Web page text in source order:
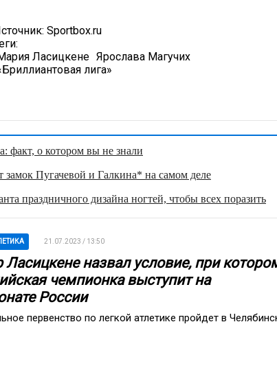
Sportbox.ru
Ласицкене Ярослава Магучих
лига»
факт, о котором вы не знали
замок Пугачевой и Галкина* на самом деле
праздничного дизайна ногтей, чтобы всех поразить
21.07.2023 / 13:50
Ласицкене назвал условие, при
чемпионка выступит на
России
первенство по легкой атлетике пройдет в